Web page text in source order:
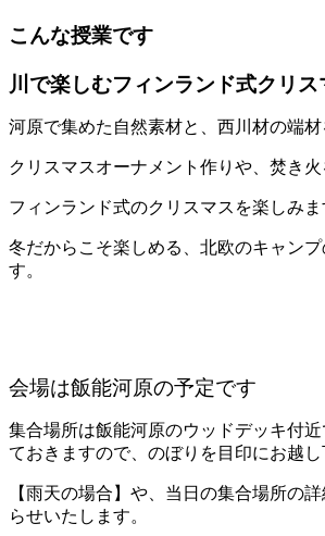
こんな授業です
川で楽しむフィンランド式クリス
河原で集めた自然素材と、西川材の端材
クリスマスオーナメント作りや、焚き
フィンランド式のクリスマスを楽しみま
冬だからこそ楽しめる、北欧のキャンプ
す。
会場は飯能河原の予定です
集合場所は飯能河原のウッドデッキ付
ておきますので、のぼりを目印にお越し
【雨天の場合】や、当日の集合場所の
らせいたします。